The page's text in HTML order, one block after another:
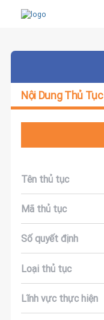
Nội Dung Thủ Tục
Tên thủ tục
Mã thủ tục
Số quyết định
Loại thủ tục
Lĩnh vực thực hiện